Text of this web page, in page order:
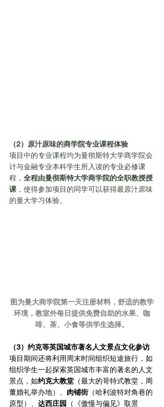
（2）原汁原味的商学院专业课程体验
项目中的专业课程均为曼彻斯特大学商学院会
计与金融专业本科学生所入读的专业必修课
程， 全程由曼彻斯特大学商学院的全职教授授
课 ，使得参加项目的同学可以获得最原汁原味
的曼大学习体验。
图为曼大商学院第一天注册材料，舒适的教学
环境，教室外每日提供免费自助的水果、咖
啡、茶、小食等供学生选择。
（3）约克等英国城市著名人文景点文化参访
项目期间还将利用周末时间组织短途旅行，如
组织学生一起探索英国城市丰富的著名的人文
景点，如约克大教堂 （最大的哥特式教堂，周
董婚礼举办地）、 肉铺街（哈利波特对角巷的
原型）、 达西庄园 （《傲慢与偏见》取景